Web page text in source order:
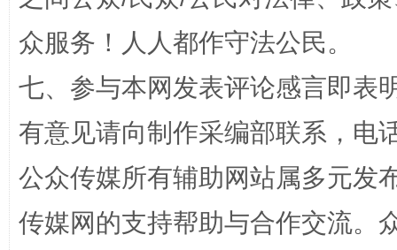
“蜀中异人”王建安的艺术幻境
众服务！人人都作守法公民。
七、参与本网发表评论感言即表
有意见请向制作采编部联系，电
公众传媒所有辅助网站属多元发
传媒网的支持帮助与合作交流。